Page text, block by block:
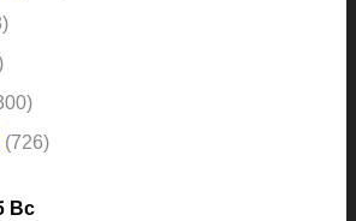
(726)
Вс